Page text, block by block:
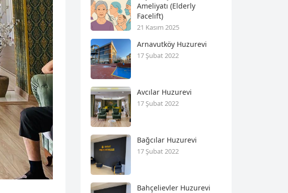
Ameliyatı (Elderly
Facelift)
21 Kasım 2025
Arnavutköy Huzurevi
17 Şubat 2022
Avcılar Huzurevi
17 Şubat 2022
Bağcılar Huzurevi
17 Şubat 2022
Bahçelievler Huzurevi